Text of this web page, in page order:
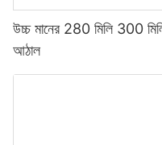
উচ্চ মানের 280 মিলি 300
আঠাল